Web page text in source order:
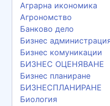
Аграрна икономика
Агрономство
Банково дело
Бизнес
Бизнес комуникации
БИЗНЕС ОЦЕНЯВАНЕ
Бизнес планиране
БИЗНЕСПЛАНИРАНЕ
Биология